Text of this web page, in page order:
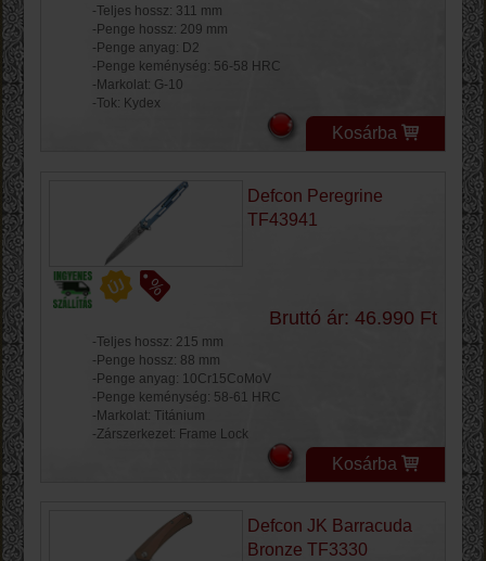
-Teljes hossz: 311 mm
-Penge hossz: 209 mm
-Penge anyag: D2
-Penge keménység: 56-58 HRC
-Markolat: G-10
-Tok: Kydex
Kosárba
Defcon Peregrine
TF43941
Bruttó ár: 46.990 Ft
-Teljes hossz: 215 mm
-Penge hossz: 88 mm
-Penge anyag: 10Cr15CoMoV
-Penge keménység: 58-61 HRC
-Markolat: Titánium
-Zárszerkezet: Frame Lock
Kosárba
Defcon JK Barracuda
Bronze TF3330